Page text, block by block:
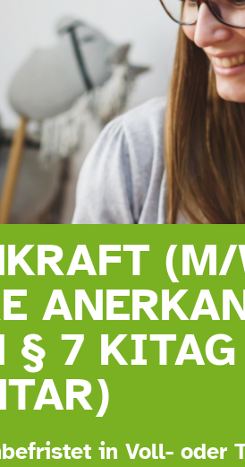
§ 7 KITAG
in Voll- oder